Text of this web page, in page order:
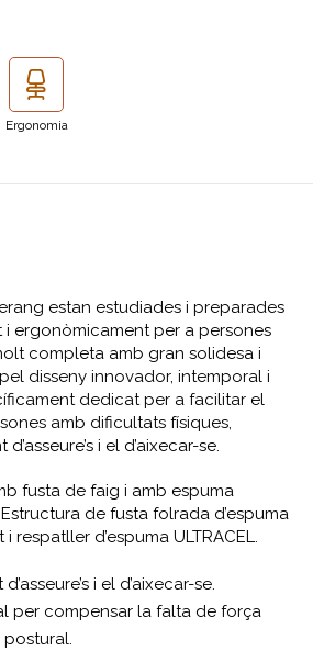
Ergonomia
estan estudiades i preparades
ergonòmicament per a persones
completa amb gran solidesa i
disseny innovador, intemporal i
dedicat per a facilitar el
amb dificultats físiques,
i el d’aixecar-se.
fusta de faig i amb espuma
de fusta folrada d’espuma
respatller d’espuma ULTRACEL.
i el d’aixecar-se.
per compensar la falta de força
postural.